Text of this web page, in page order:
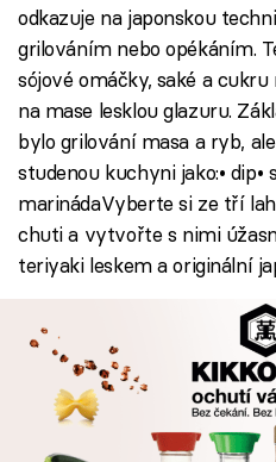
odkazuje na japonskou
grilováním nebo opékáním.
sójové omáčky, saké a
na mase lesklou glazuru.
bylo grilování masa a ryb,
studenou kuchyni jako:• dip•
marinádaVyberte si ze tří
chuti a vytvořte s nimi
teriyaki leskem a originální